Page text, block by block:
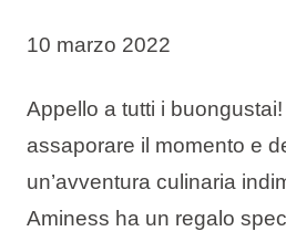
Offerte speciali
Destinazioni
Tipi di vacanza
10 marzo 2022
Appello a tutti i
assaporare il momento e
un’avventura culinaria
Aminess ha un regalo